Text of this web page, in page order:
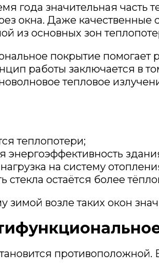
года значительная часть
окна. Даже качественные
из основных зон
покрытие помогает
работы заключается в
тепловое
теплопотери;
энергоэффективность
на систему
стекла остаётся более
зимой возле таких окон